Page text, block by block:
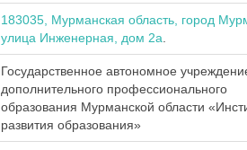
183035, Мурманская область, город
улица Инженерная, дом 2а
Государственное автономное
дополнительного профессионального
образования Мурманской области
развития образования»